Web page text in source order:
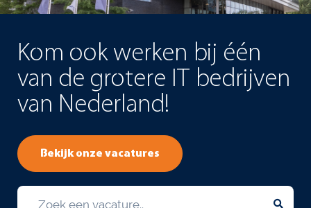
Kom ook werken bij één
van de grotere IT bedrijven
van Nederland!
Bekijk onze vacatures